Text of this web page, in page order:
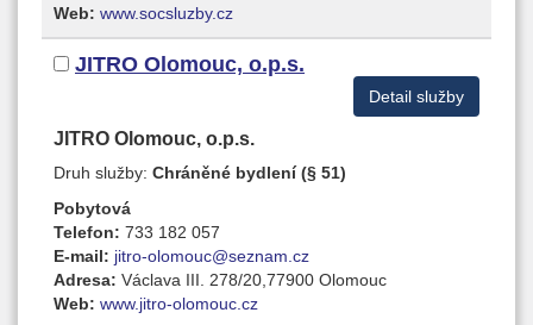
Web: www.socsluzby.cz
JITRO Olomouc, o.p.s.
Detail služby
JITRO Olomouc, o.p.s.
Druh služby: Chráněné bydlení (§ 51)
Pobytová
Telefon: 733 182 057
E-mail: jitro-olomouc@seznam.cz
Adresa: Václava III. 278/20,77900 Olomouc
Web: www.jitro-olomouc.cz